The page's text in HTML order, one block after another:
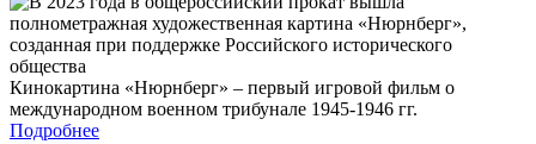
Кинокартина «Нюрнберг» – первый игровой фильм о
международном военном трибунале 1945-1946 гг.
Подробнее